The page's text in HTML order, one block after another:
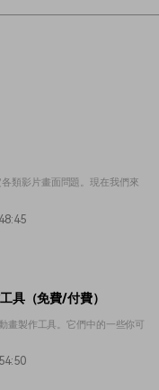
類影片畫面問題。現在我們來
具（免費/付費）
畫製作工具。它們中的一些你可